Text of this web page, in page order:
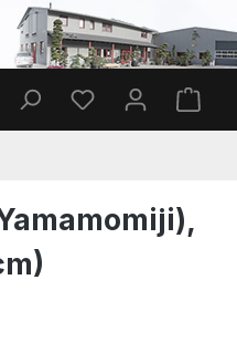
Hai 0 articoli Il